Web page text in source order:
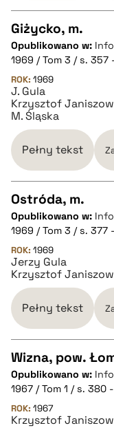
CZYSTY TEKST
pobierz cytat
Giżycko, m.
Opublikowano w:
1969 / Tom 3 / s. 357
ROK: 1969
J. Gula
Krzysztof
M. Śląska
Pełny tekst
CZYSTY TEKST
pobierz cytat
BIBTEX
Ostróda, m.
Opublikowano w:
1969 / Tom 3 / s. 377
ROK: 1969
Jerzy Gula
Krzysztof
Pełny tekst
CZYSTY TEKST
pobierz cytat
Wizna, pow.
Opublikowano w:
1967 / Tom 1 / s. 380
ROK: 1967
Krzysztof